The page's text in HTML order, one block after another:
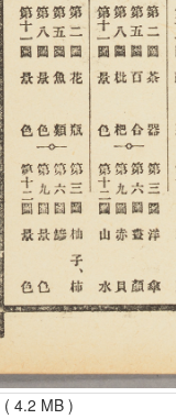
( 4.2 MB )